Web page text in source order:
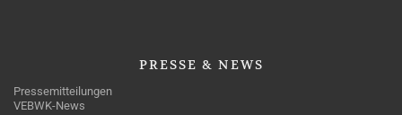
PRESSE & NEWS
Pressemitteilungen
VEBWK-News